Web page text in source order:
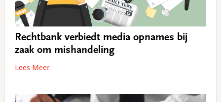
Rechtbank verbiedt media opnames bij
zaak om mishandeling
Lees Meer